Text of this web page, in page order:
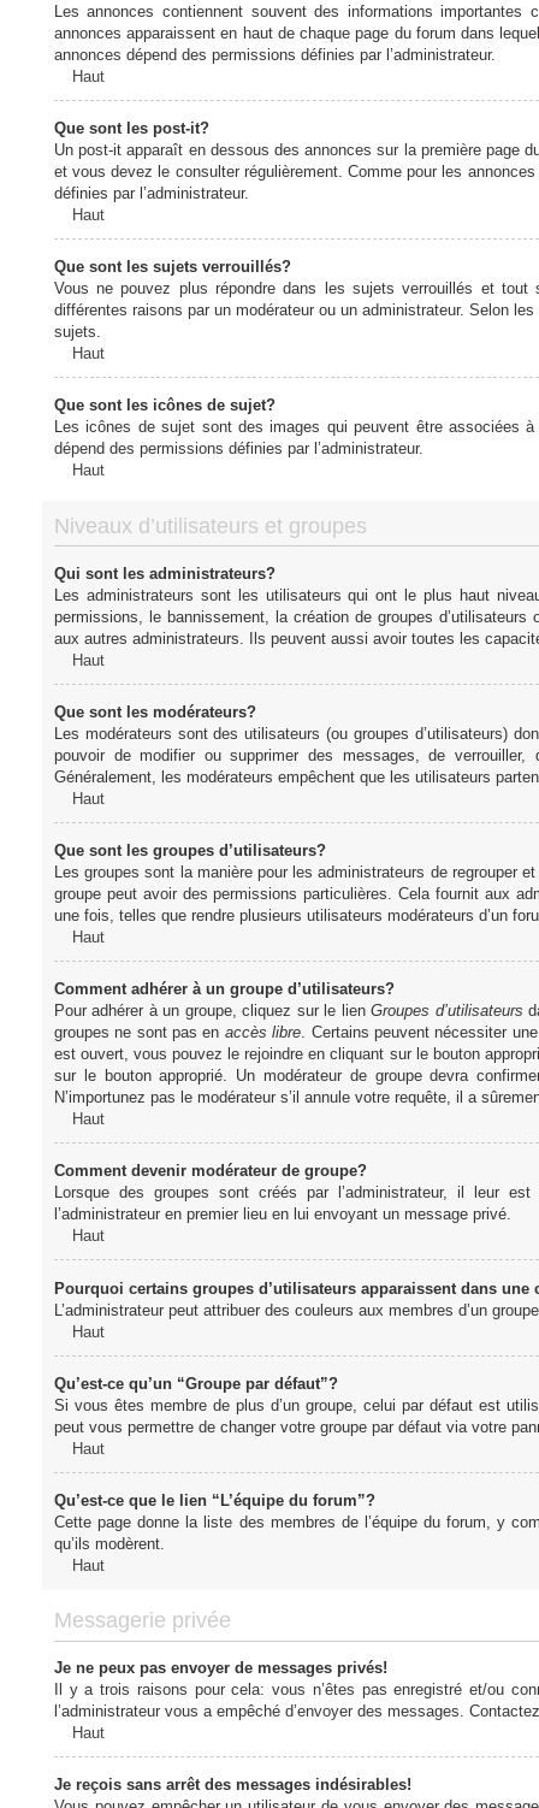
Les annonces contiennent souvent des informations
annonces apparaissent en haut de chaque page du forum dans
annonces dépend des permissions définies par l’administrateur.
Haut
Que sont les post-it?
Un post-it apparaît en dessous des annonces sur la première page
et vous devez le consulter régulièrement. Comme pour les
définies par l’administrateur.
Haut
Que sont les sujets verrouillés?
Vous ne pouvez plus répondre dans les sujets verrouillés et
différentes raisons par un modérateur ou un administrateur. Selon
sujets.
Haut
Que sont les icônes de sujet?
Les icônes de sujet sont des images qui peuvent être associées
dépend des permissions définies par l’administrateur.
Haut
Niveaux d’utilisateurs et groupes
Qui sont les administrateurs?
Les administrateurs sont les utilisateurs qui ont le plus haut
permissions, le bannissement, la création de groupes
aux autres administrateurs. Ils peuvent aussi avoir toutes les
Haut
Que sont les modérateurs?
Les modérateurs sont des utilisateurs (ou groupes d’utilisateurs)
pouvoir de modifier ou supprimer des messages, de
Généralement, les modérateurs empêchent que les utilisateurs
Haut
Que sont les groupes d’utilisateurs?
Les groupes sont la manière pour les administrateurs de regrouper
groupe peut avoir des permissions particulières. Cela fournit aux
une fois, telles que rendre plusieurs utilisateurs modérateurs d’un
Haut
Comment adhérer à un groupe d’utilisateurs?
Pour adhérer à un groupe, cliquez sur le lienGroupes d’utilisateurs
groupes ne sont pas en accès libre. Certains peuvent nécessiter
est ouvert, vous pouvez le rejoindre en cliquant sur le bouton
sur le bouton approprié. Un modérateur de groupe devra
N’importunez pas le modérateur s’il annule votre requête, il a
Haut
Comment devenir modérateur de groupe?
Lorsque des groupes sont créés par l’administrateur, il leur
l’administrateur en premier lieu en lui envoyant un message privé.
Haut
Pourquoi certains groupes d’utilisateurs apparaissent dans une
L’administrateur peut attribuer des couleurs aux membres d’un
Haut
Qu’est-ce qu’un “Groupe par défaut”?
Si vous êtes membre de plus d’un groupe, celui par défaut est
peut vous permettre de changer votre groupe par défaut via votre
Haut
Qu’est-ce que le lien “L’équipe du forum”?
Cette page donne la liste des membres de l’équipe du forum, y
qu’ils modèrent.
Haut
Messagerie privée
Je ne peux pas envoyer de messages privés!
Il y a trois raisons pour cela: vous n’êtes pas enregistré et/ou
l’administrateur vous a empêché d’envoyer des messages.
Haut
Je reçois sans arrêt des messages indésirables!